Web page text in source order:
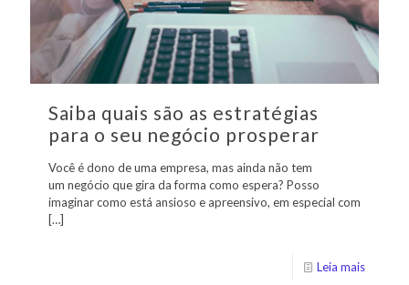
Saiba quais são as estratégias
para o seu negócio prosperar
Você é dono de uma empresa, mas ainda não tem
um negócio que gira da forma como espera? Posso
imaginar como está ansioso e apreensivo, em especial com
[…]
Leia mais